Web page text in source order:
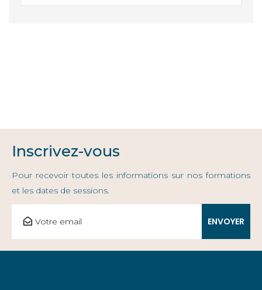
Inscrivez-vous
Pour recevoir toutes les informations sur nos formations
et les dates de sessions.